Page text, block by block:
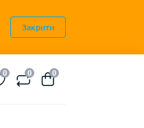
Закрити
0 0 0